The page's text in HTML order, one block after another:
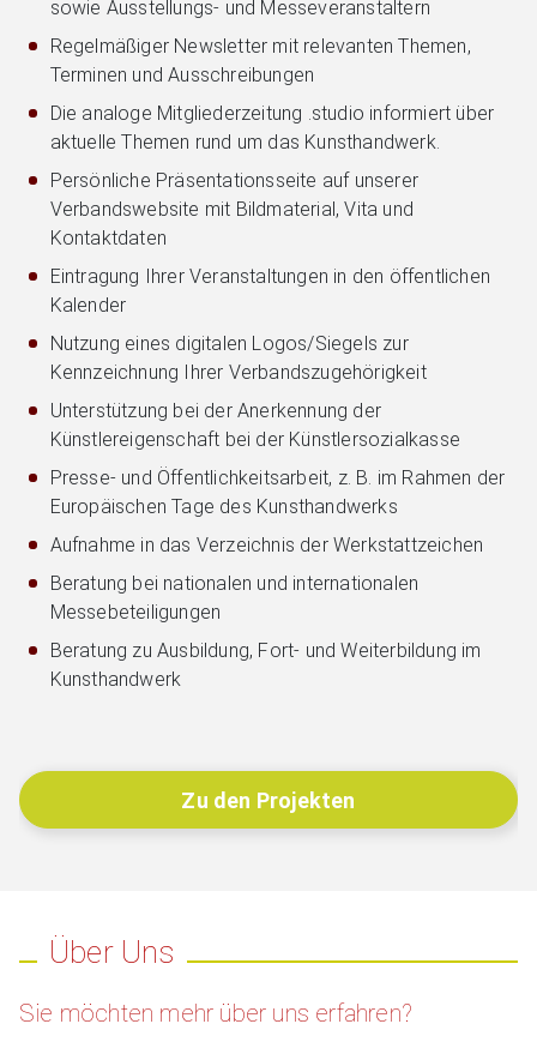
sowie Ausstellungs‑ und Messeveranstaltern
Regelmäßiger Newsletter mit relevanten Themen,
Terminen und Ausschreibungen
Die analoge Mitgliederzeitung .studio informiert über
aktuelle Themen rund um das Kunsthandwerk.
Persönliche Präsentationsseite auf unserer
Verbandswebsite mit Bildmaterial, Vita und
Kontaktdaten
Eintragung Ihrer Veranstaltungen in den öffentlichen
Kalender
Nutzung eines digitalen Logos/Siegels zur
Kennzeichnung Ihrer Verbandszugehörigkeit
Unterstützung bei der Anerkennung der
Künstlereigenschaft bei der Künstlersozialkasse
Presse‑ und Öffentlichkeitsarbeit, z. B. im Rahmen der
Europäischen Tage des Kunsthandwerks
Aufnahme in das Verzeichnis der Werkstattzeichen
Beratung bei nationalen und internationalen
Messebeteiligungen
Beratung zu Ausbildung, Fort‑ und Weiterbildung im
Kunsthandwerk
Zu den Projekten
Über Uns
Sie möchten mehr über uns erfahren?